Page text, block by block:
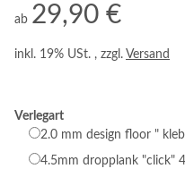
ab 29,90 €
inkl. 19% USt. , zzgl. Versand
Verlegart
2.0 mm design floor "
4.5mm dropplank "click"